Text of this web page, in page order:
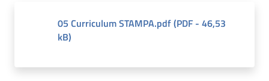
05 Curriculum STAMPA.pdf(PDF - 46,53
kB)